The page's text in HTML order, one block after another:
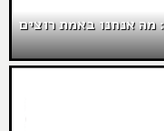
מה אנחנו באמת רוצים